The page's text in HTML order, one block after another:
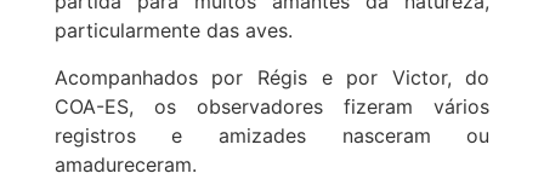
particularmente das aves.
Acompanhados por Régis e por Victor, do
COA-ES, os observadores fizeram vários
registros e amizades nasceram ou
amadureceram.